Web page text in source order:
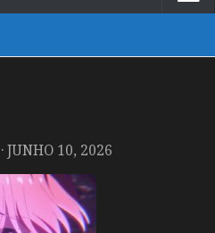
·JUNHO 10, 2026